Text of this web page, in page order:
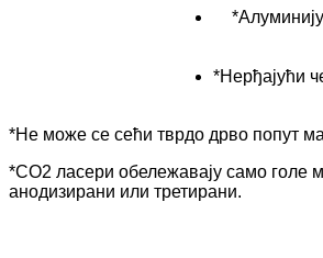
*Нерђајући
*Не може се сећи тврдо дрво попут
*CO2 ласери обележавају само голе
анодизирани или третирани.